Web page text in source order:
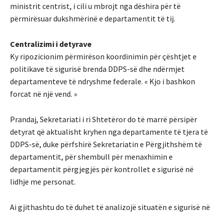
ministrit centrist, i cili u mbrojt nga dëshira për të
përmirësuar dukshmërinë e departamentit të tij.
Centralizimi i detyrave
Ky ripozicionim përmirëson koordinimin për çështjet e
politikave të sigurisë brenda DDPS-së dhe ndërmjet
departamenteve të ndryshme federale. « Kjo i bashkon
forcat në një vend. »
Prandaj, Sekretariati i ri Shtetëror do të marrë përsipër
detyrat që aktualisht kryhen nga departamente të tjera të
DDPS-së, duke përfshirë Sekretariatin e Përgjithshëm të
departamentit, për shembull për menaxhimin e
departamentit përgjegjës për kontrollet e sigurisë në
lidhje me personat.
Ai gjithashtu do të duhet të analizojë situatën e sigurisë në